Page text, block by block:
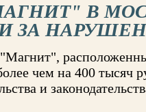
В
ЗА
чем на 400 тысяч
и